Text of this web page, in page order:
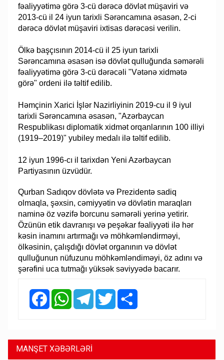
fəaliyyətimə görə 3-cü dərəcə dövlət müşaviri və
2013-cü il 24 iyun tarixli Sərəncamına əsasən, 2-ci
dərəcə dövlət müşaviri ixtisas dərəcəsi verilin.
Ölkə başçısının 2014-cü il 25 iyun tarixli
Sərəncamına əsasən isə dövlət qulluğunda səmərəli
fəaliyyətimə görə 3-cü dərəcəli "Vətənə xidmətə
görə" ordeni ilə təltif edilib.
Həmçinin Xarici İşlər Nazirliyinin 2019-cu il 9 iyul
tarixli Sərəncamına əsasən, "Azərbaycan
Respublikası diplomatik xidmət orqanlarının 100 illiyi
(1919–2019)" yubiley medalı ilə təltif edilib.
12 iyun 1996-cı il tarixdən Yeni Azərbaycan
Partiyasının üzvüdür.
Qurban Sadıqov dövlətə və Prezidentə sadiq
olmaqla, şəxsin, cəmiyyətin və dövlətin maraqları
naminə öz vəzifə borcunu səmərəli yerinə yetirir.
Özünün etik davranışı və peşəkar fəaliyyəti ilə hər
kəsin inamını artırmağı və möhkəmləndirməyi,
ölkəsinin, çalışdığı dövlət organının və dövlət
qulluğunun nüfuzunu möhkəmləndiməyi, öz adını və
şərəfini uca tutmağı yüksək səviyyədə bacarır.
FacebookWhatsAppTelegramTwitter
MANŞET XƏBƏRLƏRİ